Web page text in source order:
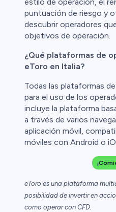
puntuación de riesgo y
descubrir operadores
objetivos de operación.
¿Qué plataformas de
eToro en Italia?
Todas las plataformas
para el uso de los
incluye la plataforma
a través de varios
aplicación móvil,
móviles con Android o
eToro es una plataforma
posibilidad de invertir en
como operar con CFD.